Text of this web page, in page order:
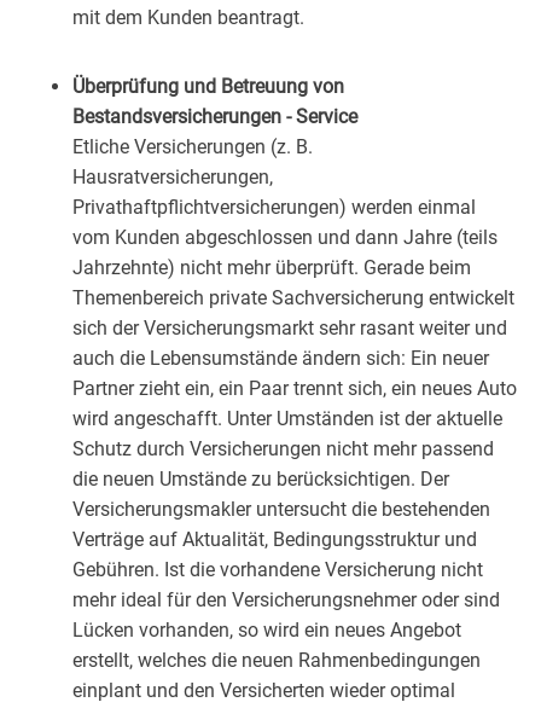
mit dem Kunden beantragt.
Überprüfung und Betreuung von
Bestandsversicherungen - Service
Etliche Versicherungen (z. B.
Hausratversicherungen,
Privathaftpflichtversicherungen) werden einmal
vom Kunden abgeschlossen und dann Jahre (teils
Jahrzehnte) nicht mehr überprüft. Gerade beim
Themenbereich private Sachversicherung entwickelt
sich der Versicherungsmarkt sehr rasant weiter und
auch die Lebensumstände ändern sich: Ein neuer
Partner zieht ein, ein Paar trennt sich, ein neues Auto
wird angeschafft. Unter Umständen ist der aktuelle
Schutz durch Versicherungen nicht mehr passend
die neuen Umstände zu berücksichtigen. Der
Versicherungsmakler untersucht die bestehenden
Verträge auf Aktualität, Bedingungsstruktur und
Gebühren. Ist die vorhandene Versicherung nicht
mehr ideal für den Versicherungsnehmer oder sind
Lücken vorhanden, so wird ein neues Angebot
erstellt, welches die neuen Rahmenbedingungen
einplant und den Versicherten wieder optimal